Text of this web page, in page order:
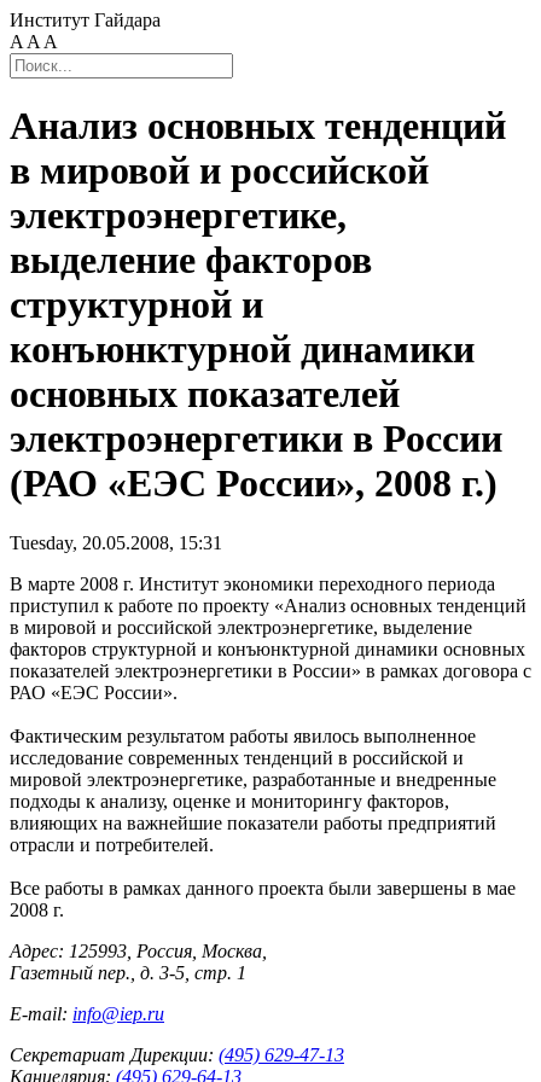
Институт Гайдара
A A A
Анализ основных тенденций
в мировой и российской
электроэнергетике,
выделение факторов
структурной и
конъюнктурной динамики
основных показателей
электроэнергетики в России
(РАО «ЕЭС России», 2008 г.)
Tuesday, 20.05.2008, 15:31
В марте 2008 г. Институт экономики переходного периода
приступил к работе по проекту «Анализ основных тенденций
в мировой и российской электроэнергетике, выделение
факторов структурной и конъюнктурной динамики основных
показателей электроэнергетики в России» в рамках договора с
РАО «ЕЭС России».
Фактическим результатом работы явилось выполненное
исследование современных тенденций в российской и
мировой электроэнергетике, разработанные и внедренные
подходы к анализу, оценке и мониторингу факторов,
влияющих на важнейшие показатели работы предприятий
отрасли и потребителей.
Все работы в рамках данного проекта были завершены в мае
2008 г.
Адрес: 125993, Россия, Москва,
Газетный пер., д. 3-5, стр. 1
E-mail: info@iep.ru
Секретариат Дирекции: (495) 629-47-13
Канцелярия: (495) 629-64-13